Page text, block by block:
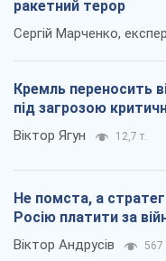
ракетний терор
Сергій Марченко,
Кремль переносить
під загрозою
Віктор Ягун 12,7 т.
Не помста, а
Росію платити за
Віктор Андрусів 567